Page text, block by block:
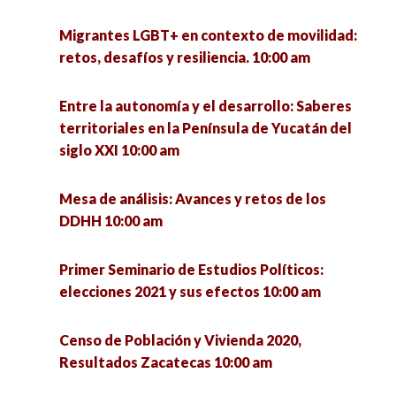
Los derechos de las mujeres basados en el sexo
Las secuelas del Covid-19 en el comercio en
Zacatecas 11:45 am
Maltrato en personas mayores y servicios de
salud 12:00 pm
Envejecimiento y políticas públicas 12:00 pm
de 18 a 35 años: análisis en la capital del estado
de Zacatecas 12:00 pm
El reto de la vivienda en la nueva normalidad
Redes sociales en tiempos de pandemia
¿fuente de información fidedigna o dispersión
El Comité Estatal AMECIP en la Ciudad de
Enfoque Estratégico para América Latina 10:00
Las pensiones: entre el diseño, la política y el
cambio social en México 10:00 am
Migrantes LGBT+ en contexto de movilidad:
retos, desafíos y resiliencia. 10:00 am
Entre la autonomía y el desarrollo: Saberes
territoriales en la Península de Yucatán del
siglo XXI 10:00 am
Mesa de análisis: Avances y retos de los
DDHH 10:00 am
Primer Seminario de Estudios Políticos:
elecciones 2021 y sus efectos 10:00 am
Censo de Población y Vivienda 2020,
Resultados Zacatecas 10:00 am